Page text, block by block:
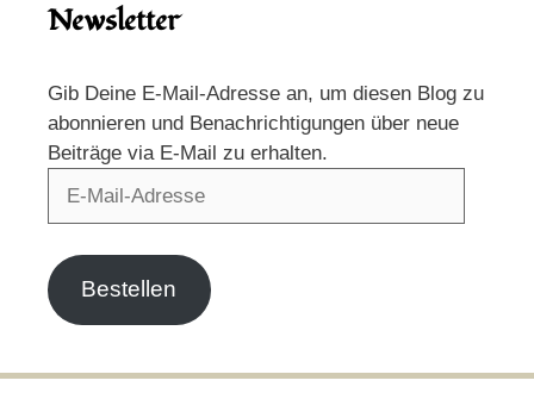
Newsletter
Gib Deine E-Mail-Adresse an, um diesen Blog zu
abonnieren und Benachrichtigungen über neue
Beiträge via E-Mail zu erhalten.
Bestellen